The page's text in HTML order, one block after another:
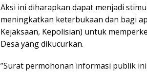
​Aksi ini diharapkan dapat menjadi
meningkatkan keterbukaan dan bagi
Kejaksaan, Kepolisian) untuk
Desa yang dikucurkan.
​”Surat permohonan informasi publik